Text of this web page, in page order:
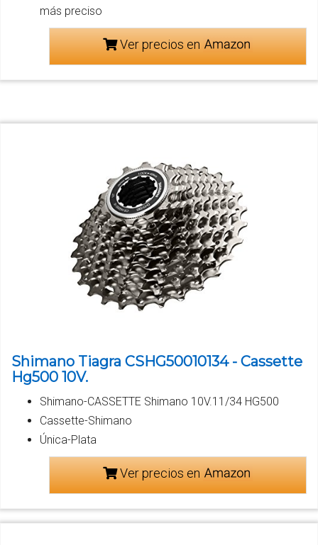
más preciso
Ver precios en
Shimano Tiagra CSHG50010134 - Cassette
Hg500 10V.
Shimano-CASSETTE Shimano 10V.11/34 HG500
Cassette-Shimano
Única-Plata
Ver precios en